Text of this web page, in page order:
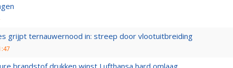
grijpt ternauwernood in: streep door vlootuitbreiding